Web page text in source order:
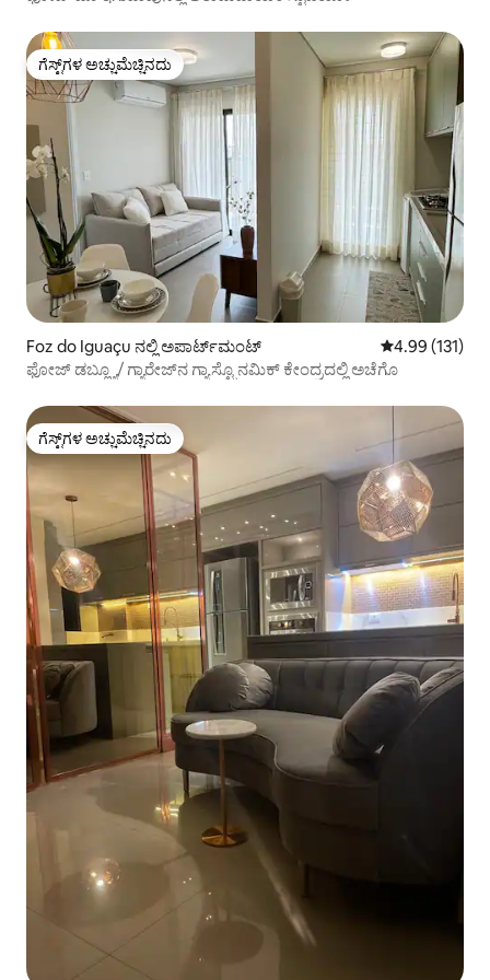
ಗೆಸ್ಟ್‌ಗಳ ಅಚ್ಚುಮೆಚ್ಚಿನದು
ಗೆಸ್ಟ್‌ಗಳ ಅಚ್ಚುಮೆಚ್ಚಿನದು
Foz do Iguaçu ನಲ್ಲಿ ಅಪಾರ್ಟ್‌ಮಂಟ್ 5 ರಲ್ಲಿ 4.99
4.99 (131)
ಫೋಜ್ ಡಬ್ಲ್ಯೂ/ ಗ್ಯಾರೇಜ್‌ನ ಗ್ಯಾಸ್ಟ್ರೊನಮಿಕ್ ಕೇಂದ್ರದಲ್ಲಿ ಅಚೆಗೊ
ಗೆಸ್ಟ್‌ಗಳ ಅಚ್ಚುಮೆಚ್ಚಿನದು
ಗೆಸ್ಟ್‌ಗಳ ಅಚ್ಚುಮೆಚ್ಚಿನದು